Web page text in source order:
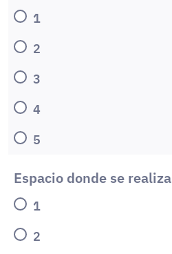
1
2
3
4
5
Espacio donde se realiza
1
2